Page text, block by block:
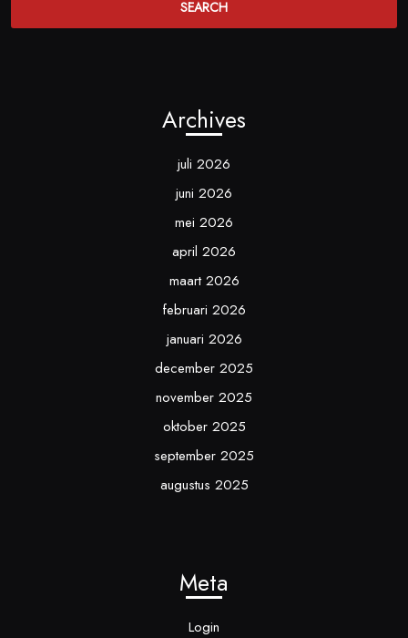
Archives
juli 2026
juni 2026
mei 2026
april 2026
maart 2026
februari 2026
januari 2026
december 2025
november 2025
oktober 2025
september 2025
augustus 2025
Meta
Login